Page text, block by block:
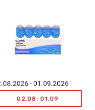
- 01.09.2026
02.08-01.09